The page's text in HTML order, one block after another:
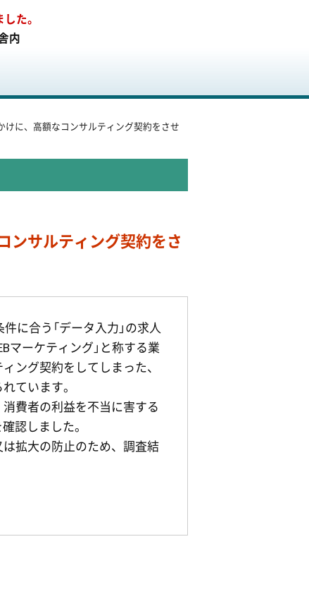
た。
内
けに、高額なコンサルティング契約をさせ
ンサルティング契約をさ
に合う「データ入力」の求人
マーケティング」と称する業
ング契約をしてしまった、
ています。
費者の利益を不当に害する
認しました。
拡大の防止のため、調査結